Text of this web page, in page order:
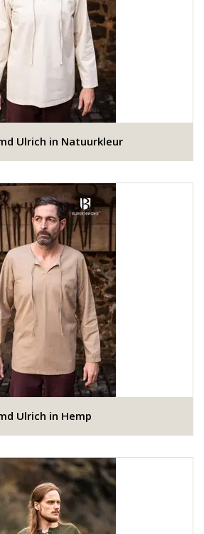
Ulrich in Natuurkleur
Ulrich in Hemp